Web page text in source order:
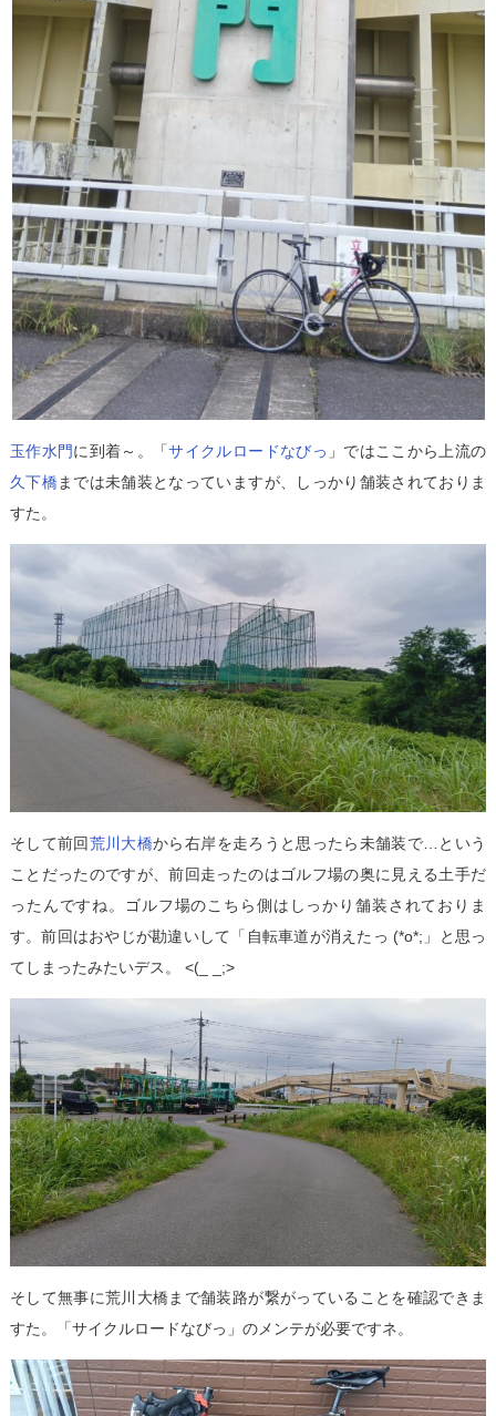
玉作水門に到着～。「サイクルロードなびっ 」ではここから上流の
久下橋までは未舗装となっていますが、しっかり舗装されておりま
すた。
そして前回荒川大橋から右岸を走ろうと思ったら未舗装で…という
ことだったのですが、前回走ったのはゴルフ場の奥に見える土手だ
ったんですね。ゴルフ場のこちら側はしっかり舗装されておりま
す。前回はおやじが勘違いして「自転車道が消えたっ (*o*;」と思っ
てしまったみたいデス。 <(_ _;>
そして無事に荒川大橋まで舗装路が繋がっていることを確認できま
すた。「サイクルロードなびっ」のメンテが必要ですネ。